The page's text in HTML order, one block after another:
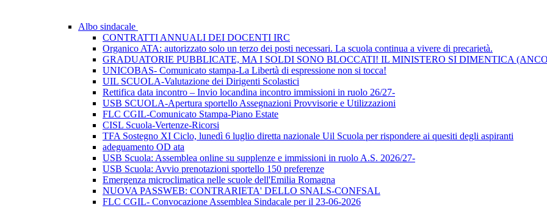
Albo sindacale
CONTRATTI ANNUALI DEI DOCENTI IRC
Organico ATA: autorizzato solo un terzo dei posti necessari. La scuola continua a vivere di precarietà.
GRADUATORIE PUBBLICATE, MA I SOLDI SONO BLOCCATI! IL MINISTERO SI DIMENTICA
UNICOBAS- Comunicato stampa-La Libertà di espressione non si tocca!
UIL SCUOLA-Valutazione dei Dirigenti Scolastici
Rettifica data incontro – Invio locandina incontro immissioni in ruolo 26/27-
USB SCUOLA-Apertura sportello Assegnazioni Provvisorie e Utilizzazioni
FLC CGIL-Comunicato Stampa-Piano Estate
CISL Scuola-Vertenze-Ricorsi
TFA Sostegno XI Ciclo, lunedì 6 luglio diretta nazionale Uil Scuola per rispondere ai quesiti degli aspiranti
adeguamento OD ata
USB Scuola: Assemblea online su supplenze e immissioni in ruolo A.S. 2026/27-
USB Scuola: Avvio prenotazioni sportello 150 preferenze
Emergenza microclimatica nelle scuole dell'Emilia Romagna
NUOVA PASSWEB: CONTRARIETA' DELLO SNALS-CONFSAL
FLC CGIL- Convocazione Assemblea Sindacale per il 23-06-2026